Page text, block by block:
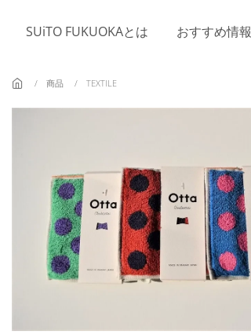
SUiTO FUKUOKAとは
おすすめ情報
商品 TEXTILE